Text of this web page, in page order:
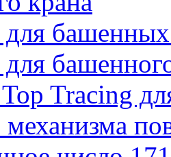
для
для
Tracing
механизма